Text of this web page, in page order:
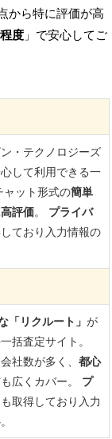
から特に評価が高
度 」で安心してご